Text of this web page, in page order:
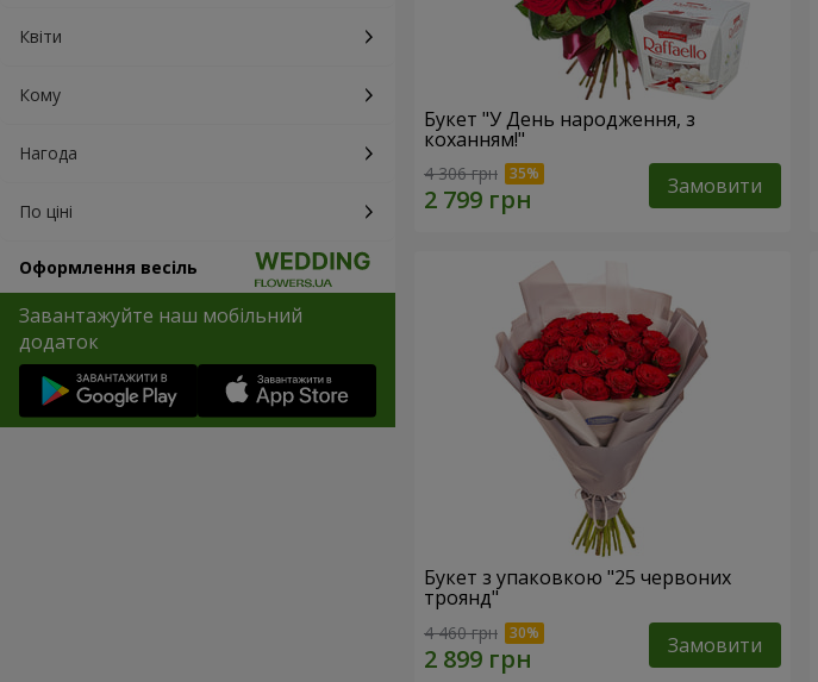
Квіти
Кому
Нагода
По ціні
Оформлення весіль
Завантажуйте наш мобільний
додаток
Букет "У День народження, з
коханням!"
4 306 грн Замовити
Букет з упаковкою "25 червоних
троянд"
4 460 грн Замовити